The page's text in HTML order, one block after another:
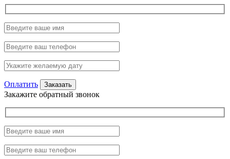
Оплатить
Закажите обратный звонок